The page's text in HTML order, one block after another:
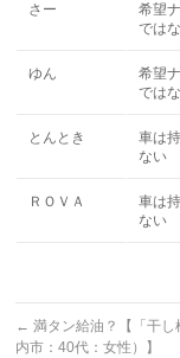
さー
希望
では
ゆん
希望
では
とんとき
車は
ない
ＲＯＶＡ
車は
ない
← 満タン給油？【「干し
内市：40代：女性）】